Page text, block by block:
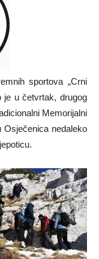
sportova „Crni
je u četvrtak, drugog
Memorijalni
Osječenica nedaleko